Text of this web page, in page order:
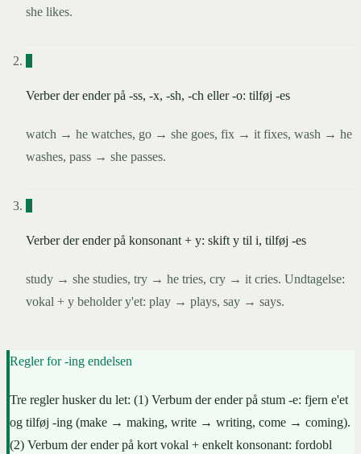
she likes.
2
Verber der ender på -ss, -x, -sh, -ch eller -o: tilføj -es
watch → he watches, go → she goes, fix → it fixes, wash → he
washes, pass → she passes.
3
Verber der ender på konsonant + y: skift y til i, tilføj -es
study → she studies, try → he tries, cry → it cries. Undtagelse:
vokal + y beholder y'et: play → plays, say → says.
Regler for -ing endelsen
Tre regler husker du let: (1) Verbum der ender på stum -e: fjern e'et
og tilføj -ing (make → making, write → writing, come → coming).
(2) Verbum der ender på kort vokal + enkelt konsonant: fordobl